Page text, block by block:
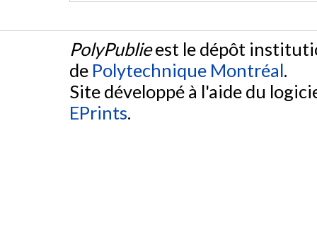
PolyPublieest le dépôt
de Polytechnique Montréal.
Site développé à l'aide du
EPrints.